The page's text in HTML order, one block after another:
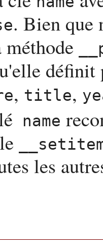
. Bien que
, title,
name
les